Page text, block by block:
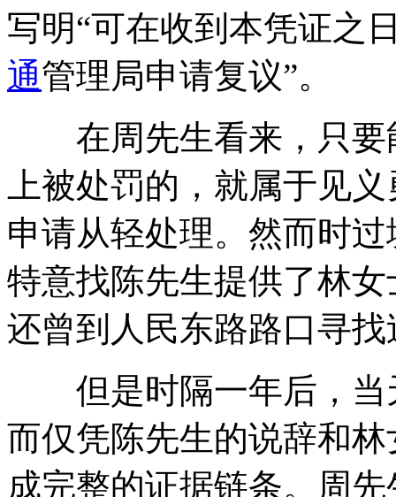
写明“可在收到本凭证之
通管理局申请复议”。
在周先生看来，只要
上被处罚的，就属于见
申请从轻处理。然而时
特意找陈先生提供了林
还曾到人民东路路口寻
但是时隔一年后，当
而仅凭陈先生的说辞和
成完整的证据链条。周